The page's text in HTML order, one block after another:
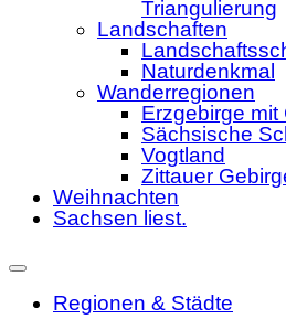
Triangulierung
Landschaften
Naturdenkmal
Wanderregionen
Erzgebirge mit
Sächsische
Vogtland
Zittauer
Weihnachten
Sachsen liest.
Regionen & Städte